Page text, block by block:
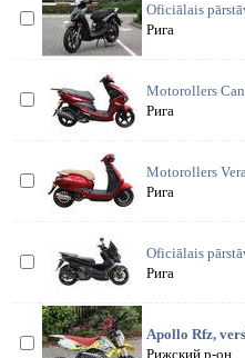
Oficiālais
Рига
Motorollers
Рига
Motorollers
Рига
Oficiālais
Рига
Apollo Rfz,
Рижский р-он